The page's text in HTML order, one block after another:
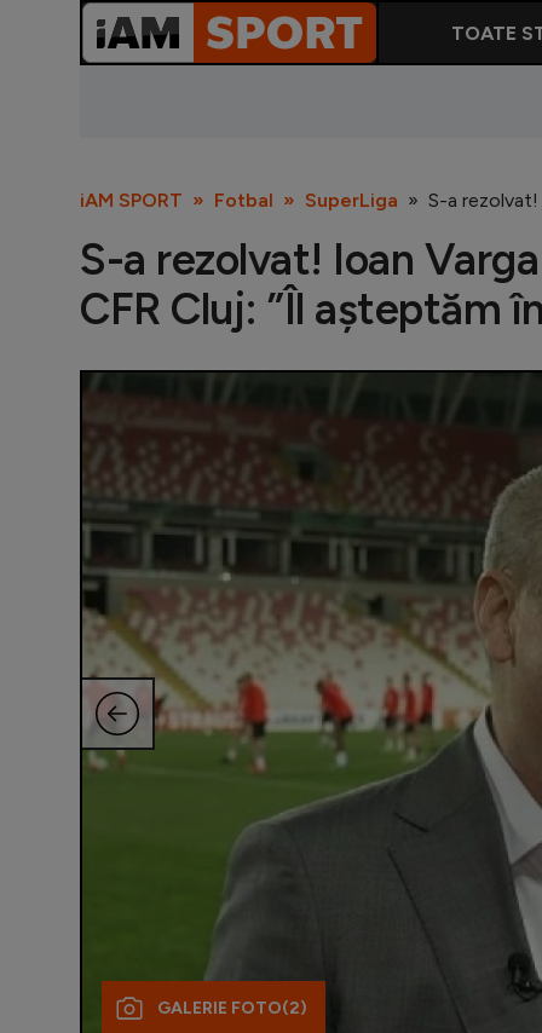
TOATE
iAM SPORT Fotbal SuperLiga S-a rezolvat!
S-a rezolvat! Ioan
CFR Cluj: ”Îl așteptăm
GALERIE FOTO(2)